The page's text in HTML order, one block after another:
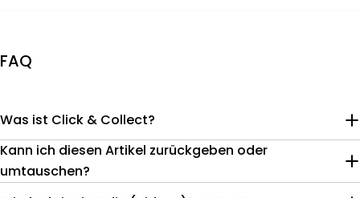
FAQ
Was ist Click & Collect?
Kann ich diesen Artikel zurückgeben oder
umtauschen?